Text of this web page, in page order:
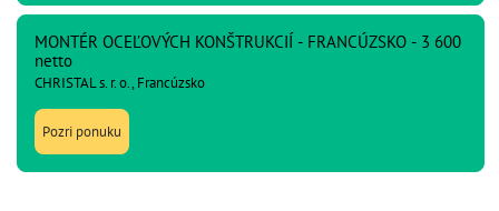
MONTÉR OCEĽOVÝCH KONŠTRUKCIÍ - FRANCÚZSKO - 3 600
netto
CHRISTAL s. r. o., Francúzsko
Pozri ponuku